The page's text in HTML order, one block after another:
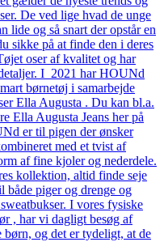
De ved lige hvad de unge
lide og så snart der opstår en
sikke på at finde den i deres
oser af kvalitet og har
I 2021 har HOUNd
børnetøj i samarbejde
Ella Augusta . Du kan bl.a.
Ella Augusta Jeans her på
er til pigen der ønsker
med et tvist af
af fine kjoler og nederdele.
kollektion, altid finde seje
både piger og drenge og
I vores fysiske
, har vi dagligt besøg af
børn, og det er tydeligt, at de